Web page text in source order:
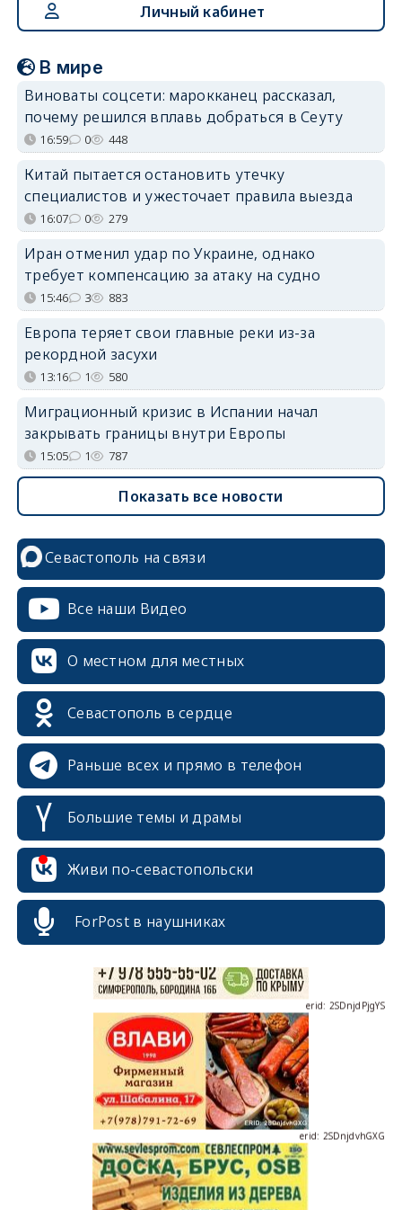
Личный кабинет
В мире
Виноваты соцсети: марокканец рассказал,
почему решился вплавь добраться в Сеуту
16:59 0 448
Китай пытается остановить утечку
специалистов и ужесточает правила выезда
16:07 0 279
Иран отменил удар по Украине, однако
требует компенсацию за атаку на судно
15:46 3 883
Европа теряет свои главные реки из-за
рекордной засухи
13:16 1 580
Миграционный кризис в Испании начал
закрывать границы внутри Европы
15:05 1 787
Показать все новости
Севастополь на связи
Все наши Видео
О местном для местных
Севастополь в сердце
Раньше всех и прямо в телефон
Большие темы и драмы
Живи по-севастопольски
ForPost в наушниках
erid: 2SDnjcrDNw6
erid: 2SDnjdvhGXG